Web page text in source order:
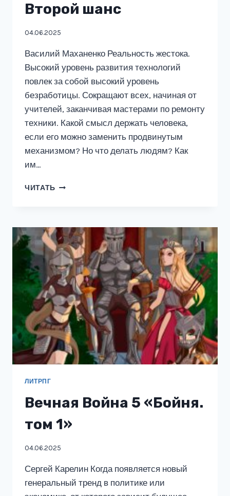
Второй шанс
04.06.2025
Василий Маханенко Реальность жестока.
Высокий уровень развития технологий
повлек за собой высокий уровень
безработицы. Сокращают всех, начиная от
учителей, заканчивая мастерами по ремонту
техники. Какой смысл держать человека,
если его можно заменить продвинутым
механизмом? Но что делать людям? Как
им…
ЧИТАТЬ ВТОРЖЕНИЕ.
ШАНС
ЛИТРПГ
Вечная Война 5 «Бойня.
том 1»
04.06.2025
Сергей Карелин Когда появляется новый
генеральный тренд в политике или